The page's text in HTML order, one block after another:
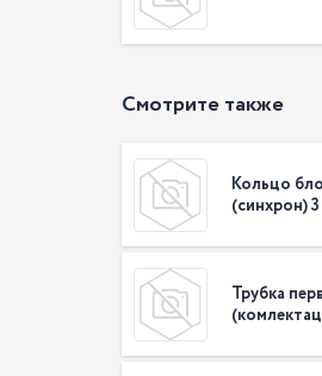
Смотрите также
Кольцо
(синхрон)
Трубка